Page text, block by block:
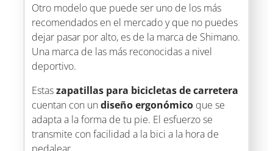
Otro modelo que puede ser uno de los más
recomendados en el mercado y que no puedes
dejar pasar por alto, es de la marca de Shimano.
Una marca de las más reconocidas a nivel
deportivo.
Estaszapatillas para bicicletas de carretera
cuentan con undiseño ergonómico que se
adapta a la forma de tu pie. El esfuerzo se
transmite con facilidad a la bici a la hora de